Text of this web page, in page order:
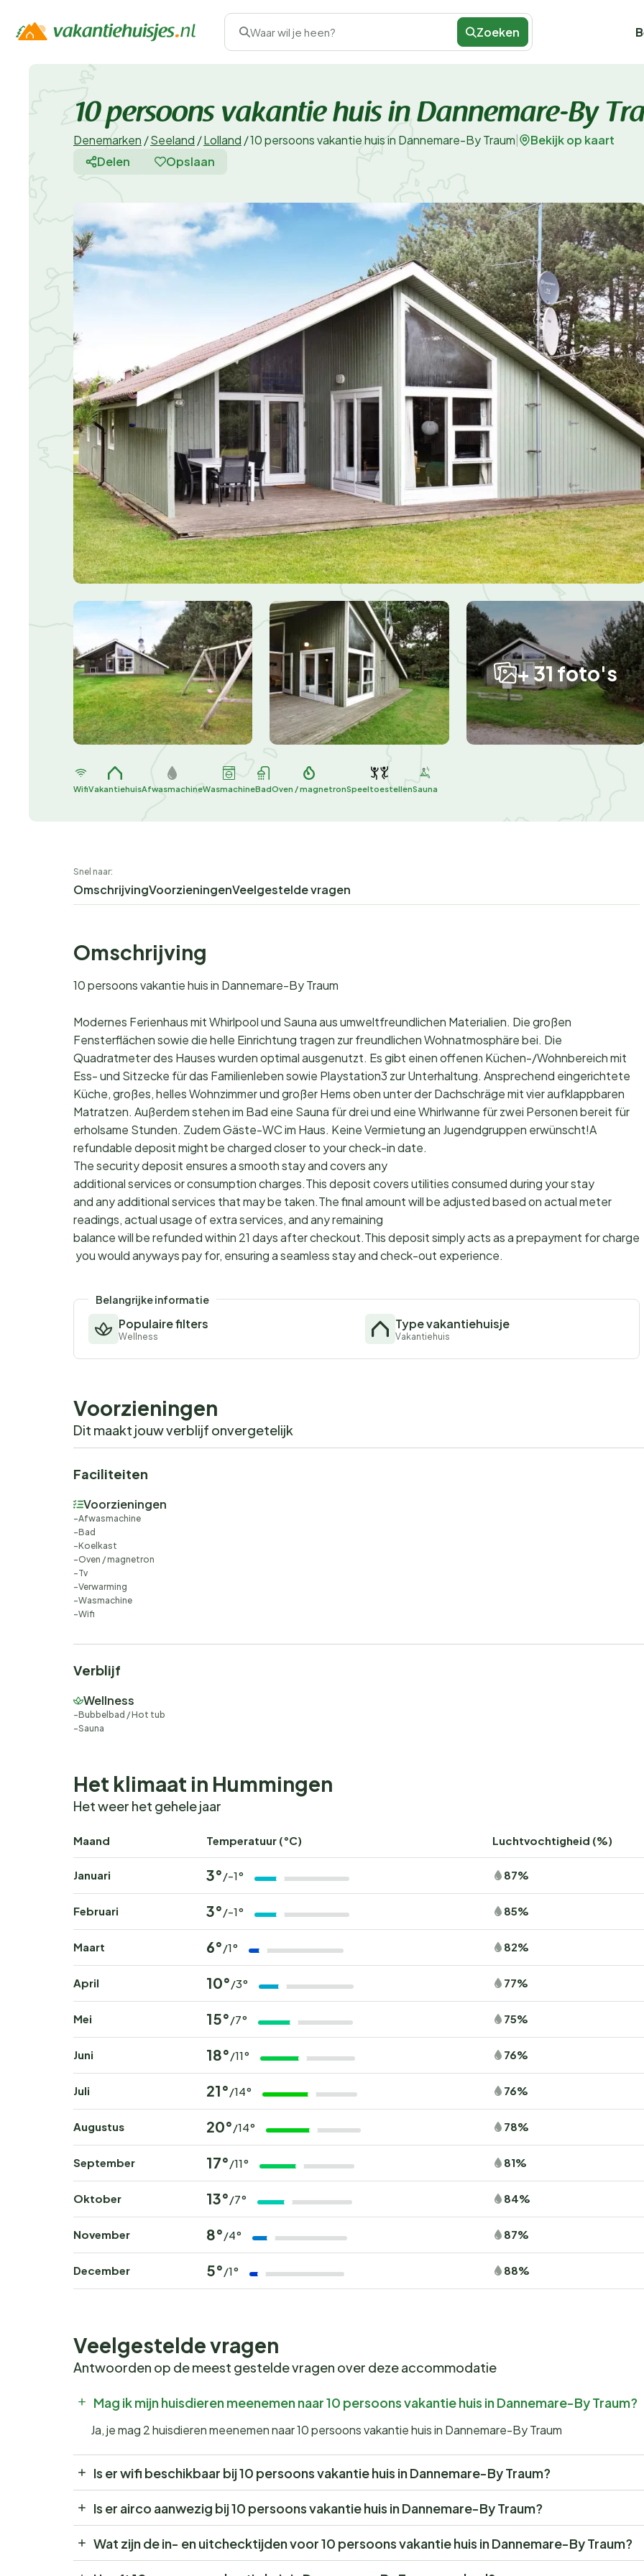
Waar wil je heen? Zoeken
10 persoons vakantie huis in Dannemare-By
Denemarken /Seeland /Lolland /10 persoons vakantie huis in Dannemare-By Traum
Bekijk op kaart
Delen
Opslaan
+ 31 foto's
WifiVakantiehuisAfwasmachineWasmachineBadOven / magnetronSpeeltoestellenSauna
Snel naar:
OmschrijvingVoorzieningenVeelgestelde vragen
Omschrijving
10 persoons vakantie huis in Dannemare-By Traum
Modernes Ferienhaus mit Whirlpool und Sauna aus umweltfreundlichen Materialien. Die großen
Fensterflächen sowie die helle Einrichtung tragen zur freundlichen Wohnatmosphäre bei. Die
Quadratmeter des Hauses wurden optimal ausgenutzt. Es gibt einen offenen Küchen-/Wohnbereich mit
Ess- und Sitzecke für das Familienleben sowie Playstation3 zur Unterhaltung. Ansprechend eingerichtete
Küche, großes, helles Wohnzimmer und großer Hems oben unter der Dachschräge mit vier aufklappbaren
Matratzen. Außerdem stehen im Bad eine Sauna für drei und eine Whirlwanne für zwei Personen bereit für
erholsame Stunden. Zudem Gäste-WC im Haus. Keine Vermietung an Jugendgruppen erwünscht!A
refundable deposit might be charged closer to your check-in date.
The security deposit ensures a smooth stay and covers any
additional services or consumption charges.This deposit covers utilities consumed during your stay
and any additional services that may be taken.The final amount will be adjusted based on actual meter
readings, actual usage of extra services, and any remaining
balance will be refunded within 21 days after checkout.This deposit simply acts as a prepayment for
you would anyways pay for, ensuring a seamless stay and check-out experience.
Belangrijke informatie
Populaire filters
Wellness
Type vakantiehuisje
Vakantiehuis
Voorzieningen
Dit maakt jouw verblijf onvergetelijk
Faciliteiten
Voorzieningen
Afwasmachine
Bad
Koelkast
Oven / magnetron
Tv
Verwarming
Wasmachine
Wifi
Verblijf
Wellness
Bubbelbad / Hot tub
Sauna
Het klimaat in Hummingen
Het weer het gehele jaar
Maand Temperatuur (°C) Luchtvochtigheid (%)
Januari 3° /-1° 87%
Februari 3° /-1° 85%
Maart 6° /1° 82%
April 10° /3° 77%
Mei 15° /7° 75%
Juni 18° /11° 76%
Juli 21° /14° 76%
Augustus 20° /14° 78%
September 17° /11° 81%
Oktober 13° /7° 84%
November 8° /4° 87%
December 5° /1° 88%
Veelgestelde vragen
Antwoorden op de meest gestelde vragen over deze accommodatie
Mag ik mijn huisdieren meenemen naar 10 persoons vakantie huis in Dannemare-By Traum?
Ja, je mag 2 huisdieren meenemen naar 10 persoons vakantie huis in Dannemare-By Traum
Is er wifi beschikbaar bij 10 persoons vakantie huis in Dannemare-By Traum?
Is er airco aanwezig bij 10 persoons vakantie huis in Dannemare-By Traum?
Wat zijn de in- en uitchecktijden voor 10 persoons vakantie huis in Dannemare-By Traum?